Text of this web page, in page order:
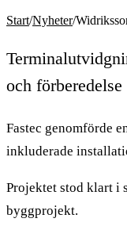
Start/Nyheter/
och
Fastec genomförde
inkluderade
Projektet stod klart i
byggprojekt.